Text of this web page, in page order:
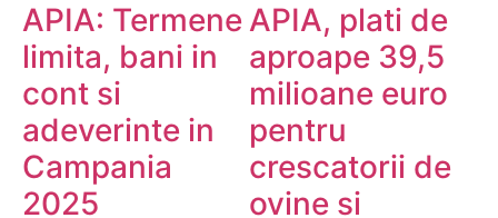
APIA: Termene
limita, bani in
cont si
adeverinte in
Campania
2025
APIA, plati de
aproape 39,5
milioane euro
pentru
crescatorii de
ovine si